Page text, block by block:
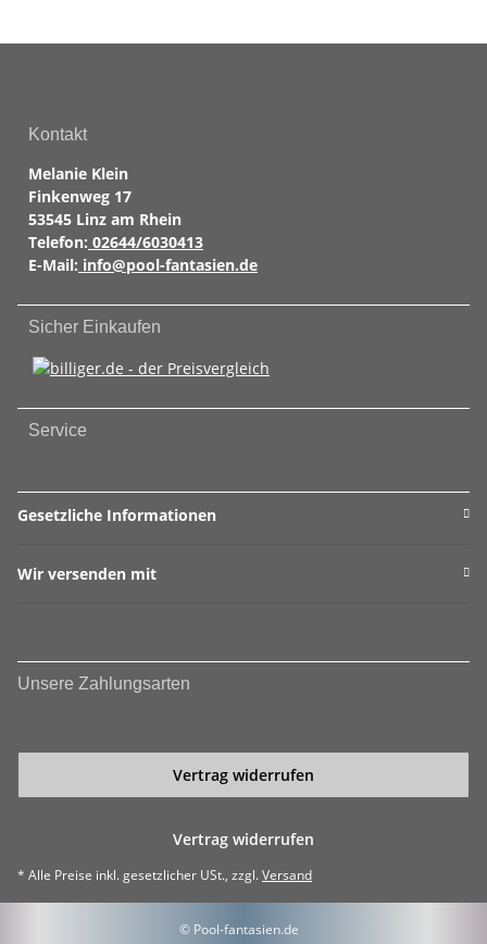
Kontakt
Melanie Klein
Finkenweg 17
53545 Linz am Rhein
Telefon: 02644/6030413
E-Mail: info@pool-fantasien.de
Sicher Einkaufen
Service
Gesetzliche Informationen
Wir versenden mit
Unsere Zahlungsarten
Vertrag widerrufen
Vertrag widerrufen
* Alle Preise inkl. gesetzlicher USt., zzgl.Versand
© Pool-fantasien.de